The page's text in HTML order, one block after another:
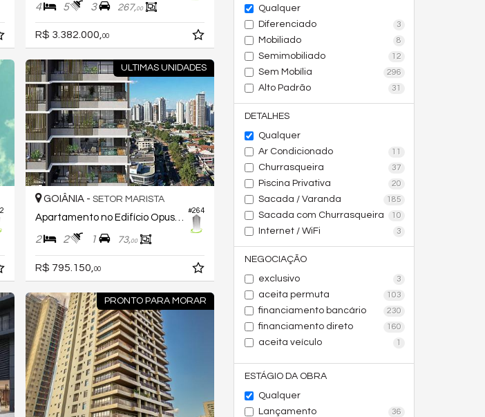
Qualquer
Diferenciado
3
Mobiliado 8
Semimobiliado 12
Sem Mobília 296
Alto Padrão 31
DETALHES
Qualquer
Ar Condicionado
11
Churrasqueira 37
Piscina Privativa 20
Sacada / Varanda 185
Sacada com Churrasqueira 10
Internet / WiFi 3
NEGOCIAÇÃO
exclusivo
3
aceita permuta 103
financiamento bancário 230
financiamento direto 160
aceita veículo 1
ESTÁGIO DA OBRA
Qualquer
Lançamento
36
4 5 3 267,00
R$ 3.382.000,00
ULTIMAS UNIDADES
#264
GOIÂNIA - SETOR MARISTA
Apartamento no Edifício Opus Gyro Ricardo Paranhos
2 2 1 73,00
R$ 795.150, 00
PRONTO PARA MORAR